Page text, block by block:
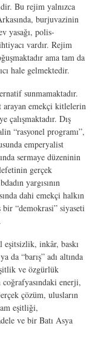
Bu rejim yalnızca
burjuvazinin
yasağı, polis-
vardır. Rejim
ama tam da
hale gelmektedir.
sunmamaktadır.
arayan emekçi kitlelerin
çalışmaktadır. Dış
“rasyonel programı”,
emperyalist
sermaye düzeninin
gerçek
yargısının
dahi emekçi halkın
“demokrasi” siyaseti
eşitsizlik, inkâr, baskı
da “barış” adı altında
ve özgürlük
enerji,
çözüm, ulusların
eşitliği,
ve bir Batı Asya